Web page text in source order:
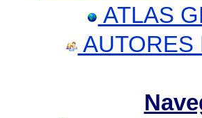
ATLAS
AUTORES